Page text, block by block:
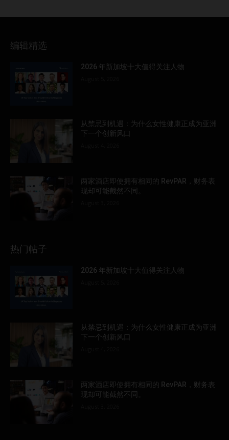
编辑精选
2026 年新加坡十大值得关注人物
从禁忌到机遇：为什么女性健康正成为亚洲
下一个创新风口
两家酒店即使拥有相同的 RevPAR，财务表
现却可能截然不同。
热门帖子
2026 年新加坡十大值得关注人物
从禁忌到机遇：为什么女性健康正成为亚洲
下一个创新风口
两家酒店即使拥有相同的 RevPAR，财务表
现却可能截然不同。